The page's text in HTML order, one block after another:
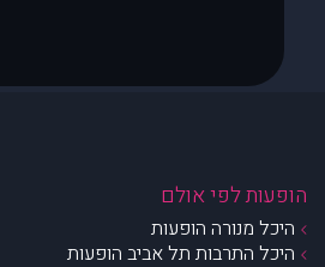
הופעות לפי אולם
היכל מנורה הופעות
היכל התרבות תל אביב הופעות